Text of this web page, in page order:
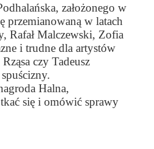
założonego w
przemianowaną w latach
Rafał Malczewski, Zofia
i trudne dla artystów
czy Tadeusz
Halna,
się i omówić sprawy